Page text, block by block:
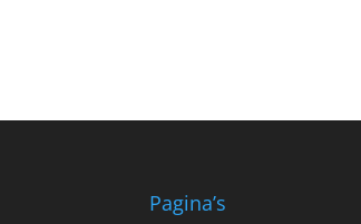
Pagina’s